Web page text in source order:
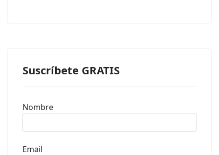
Suscríbete GRATIS
Nombre
Email